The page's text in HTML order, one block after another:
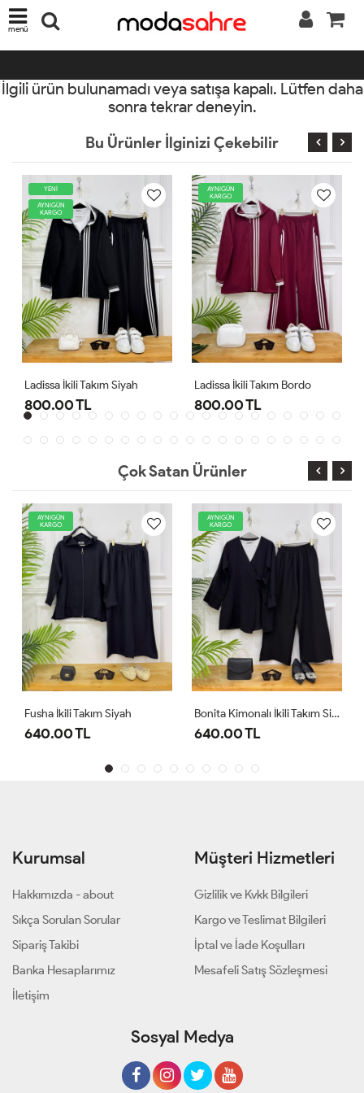
menü
İlgili ürün bulunamadı veya satışa kapalı. Lütfen daha
sonra tekrar deneyin.
Bu Ürünler İlginizi Çekebilir
AYNIGÜN
KARGO
Ladissa İkili Takım Bordo
800.00 TL
YENİ
AYNIGÜN
KARGO
Midas Oyşo İkili Takım Siyah
1,000.00 TL
Çok Satan Ürünler
Bonita Kimonalı İkili Takım Siyah
640.00 TL
KARGO
Comfor Ikili Takım Ekru
1,100.00 TL
Kurumsal
Hakkımızda - about
Sıkça Sorulan Sorular
Sipariş Takibi
Banka Hesaplarımız
İletişim
Müşteri Hizmetleri
Gizlilik ve Kvkk Bilgileri
Kargo ve Teslimat Bilgileri
İptal ve İade Koşulları
Mesafeli Satış Sözleşmesi
Sosyal Medya